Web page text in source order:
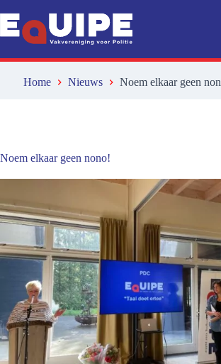
naar
de
inhoud
Home Nieuws Noem elkaar geen
Noem elkaar geen nono!